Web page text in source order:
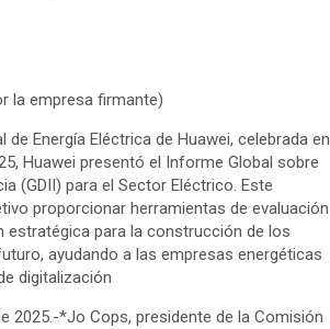
la empresa firmante)
de Energía Eléctrica de Huawei, celebrada en
Huawei presentó el Informe Global sobre
(GDII) para el Sector Eléctrico. Este
proporcionar herramientas de evaluación
estratégica para la construcción de los
ayudando a las empresas energéticas
digitalización
2025.-*Jo Cops, presidente de la Comisión